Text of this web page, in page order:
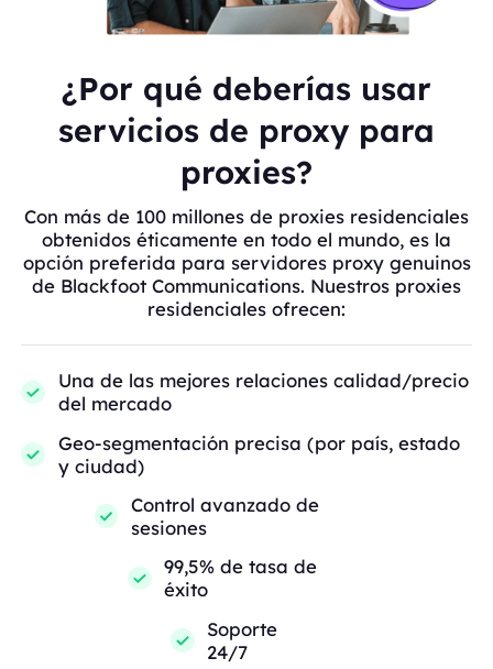
¿Por qué deberías usar
servicios de proxy para
proxies?
Con más de 100 millones de proxies residenciales
obtenidos éticamente en todo el mundo, es la
opción preferida para servidores proxy genuinos
de Blackfoot Communications. Nuestros proxies
residenciales ofrecen:
Una de las mejores relaciones calidad/precio
del mercado
Geo-segmentación precisa (por país, estado
y ciudad)
Control avanzado de
sesiones
99,5% de tasa de
éxito
Soporte
24/7